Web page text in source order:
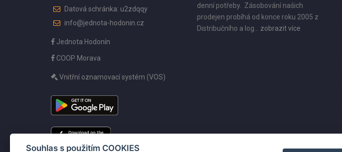
Datová schránka: u2zdqqy
info@jednota-hodonin.cz
Jednota Hodonín
COOP Morava
Vnitřní oznamovací systém (VOS)
denní potřeby. Zásobování našich
prodejen probíhá od konce roku 2005 z
Distribučního a log... zobrazit více
Souhlas s použitím COOKIES